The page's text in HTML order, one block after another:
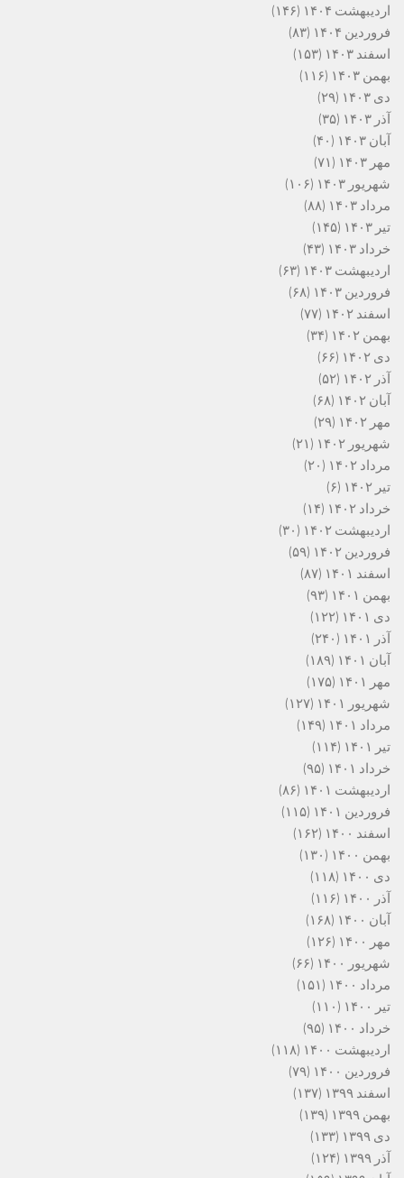
اردیبهشت ۱۴۰۴
(۱۴۶)
فروردین ۱۴۰۴
(۸۳)
اسفند ۱۴۰۳
(۱۵۳)
بهمن ۱۴۰۳
(۱۱۶)
دی ۱۴۰۳
(۲۹)
آذر ۱۴۰۳
(۳۵)
آبان ۱۴۰۳
(۴۰)
مهر ۱۴۰۳
(۷۱)
شهریور ۱۴۰۳
(۱۰۶)
مرداد ۱۴۰۳
(۸۸)
تیر ۱۴۰۳
(۱۴۵)
خرداد ۱۴۰۳
(۴۳)
اردیبهشت ۱۴۰۳
(۶۳)
فروردین ۱۴۰۳
(۶۸)
اسفند ۱۴۰۲
(۷۷)
بهمن ۱۴۰۲
(۳۴)
دی ۱۴۰۲
(۶۶)
آذر ۱۴۰۲
(۵۲)
آبان ۱۴۰۲
(۶۸)
مهر ۱۴۰۲
(۲۹)
شهریور ۱۴۰۲
(۲۱)
مرداد ۱۴۰۲
(۲۰)
تیر ۱۴۰۲
(۶)
خرداد ۱۴۰۲
(۱۴)
اردیبهشت ۱۴۰۲
(۳۰)
فروردین ۱۴۰۲
(۵۹)
اسفند ۱۴۰۱
(۸۷)
بهمن ۱۴۰۱
(۹۳)
دی ۱۴۰۱
(۱۲۲)
آذر ۱۴۰۱
(۲۴۰)
آبان ۱۴۰۱
(۱۸۹)
مهر ۱۴۰۱
(۱۷۵)
شهریور ۱۴۰۱
(۱۲۷)
مرداد ۱۴۰۱
(۱۴۹)
تیر ۱۴۰۱
(۱۱۴)
خرداد ۱۴۰۱
(۹۵)
اردیبهشت ۱۴۰۱
(۸۶)
فروردین ۱۴۰۱
(۱۱۵)
اسفند ۱۴۰۰
(۱۶۲)
بهمن ۱۴۰۰
(۱۳۰)
دی ۱۴۰۰
(۱۱۸)
آذر ۱۴۰۰
(۱۱۶)
آبان ۱۴۰۰
(۱۶۸)
مهر ۱۴۰۰
(۱۲۶)
شهریور ۱۴۰۰
(۶۶)
مرداد ۱۴۰۰
(۱۵۱)
تیر ۱۴۰۰
(۱۱۰)
خرداد ۱۴۰۰
(۹۵)
اردیبهشت ۱۴۰۰
(۱۱۸)
فروردین ۱۴۰۰
(۷۹)
اسفند ۱۳۹۹
(۱۳۷)
بهمن ۱۳۹۹
(۱۳۹)
دی ۱۳۹۹
(۱۳۳)
آذر ۱۳۹۹
(۱۲۴)